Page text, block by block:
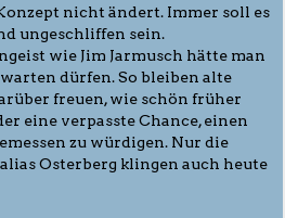
nicht ändert. Immer soll es
ungeschliffen sein.
wie Jim Jarmusch hätte man
dürfen. So bleiben alte
freuen, wie schön früher
eine verpasste Chance, einen
zu würdigen. Nur die
Osterberg klingen auch heute